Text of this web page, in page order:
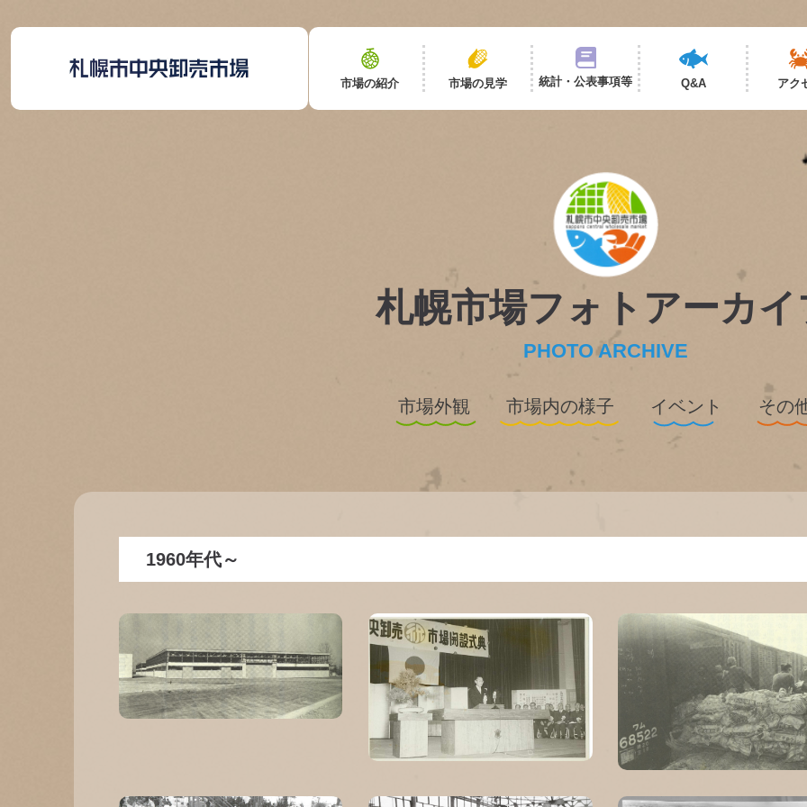
市場の紹介 市場の見学 統計・公表事項等 Q&A アク
札幌市場フォトアーカイ
PHOTO ARCHIVE
市場外観 市場内の様子 イベント その
1960年代～